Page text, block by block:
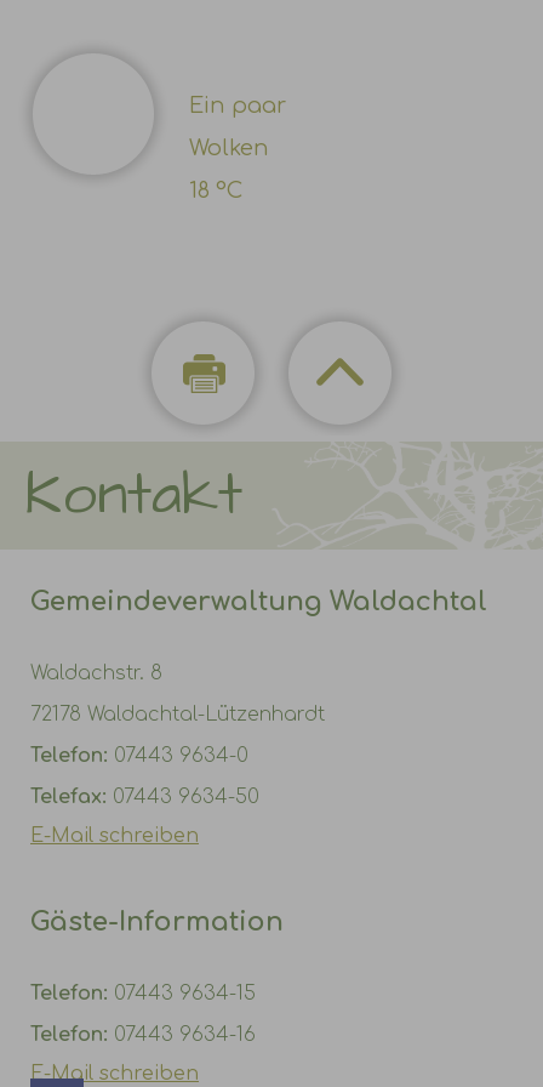
Ein paar
Wolken
18 °C
Kontakt
Gemeindeverwaltung Waldachtal
Waldachstr. 8
72178 Waldachtal-Lützenhardt
Telefon: 07443 9634-0
Telefax: 07443 9634-50
E-Mail schreiben
Gäste-Information
Telefon: 07443 9634-15
Telefon: 07443 9634-16
E-Mail schreiben